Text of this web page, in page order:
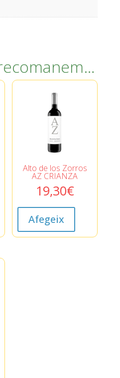
Alto de los Zorros
AZ CRIANZA
19,30€
Afegeix